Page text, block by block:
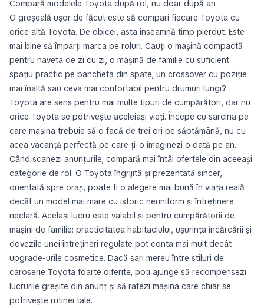
Compară modelele Toyota după rol, nu doar după an
O greșeală ușor de făcut este să compari fiecare Toyota cu
orice altă Toyota. De obicei, asta înseamnă timp pierdut. Este
mai bine să împarți marca pe roluri. Cauți o mașină compactă
pentru naveta de zi cu zi, o mașină de familie cu suficient
spațiu practic pe bancheta din spate, un crossover cu poziție
mai înaltă sau ceva mai confortabil pentru drumuri lungi?
Toyota are sens pentru mai multe tipuri de cumpărători, dar nu
orice Toyota se potrivește aceleiași vieți. Începe cu sarcina pe
care mașina trebuie să o facă de trei ori pe săptămână, nu cu
acea vacanță perfectă pe care ți-o imaginezi o dată pe an.
Când scanezi anunțurile, compară mai întâi ofertele din aceeași
categorie de rol. O Toyota îngrijită și prezentată sincer,
orientată spre oraș, poate fi o alegere mai bună în viața reală
decât un model mai mare cu istoric neuniform și întreținere
neclară. Același lucru este valabil și pentru cumpărătorii de
mașini de familie: practicitatea habitaclului, ușurința încărcării și
dovezile unei întrețineri regulate pot conta mai mult decât
upgrade-urile cosmetice. Dacă sari mereu între stiluri de
caroserie Toyota foarte diferite, poți ajunge să recompensezi
lucrurile greșite din anunț și să ratezi mașina care chiar se
potrivește rutinei tale.